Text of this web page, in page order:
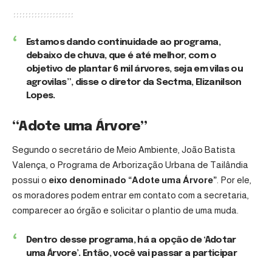
Estamos dando continuidade ao programa,
debaixo de chuva, que é até melhor, com o
objetivo de plantar 6 mil árvores, seja em vilas ou
agrovilas”, disse o diretor da Sectma, Elizanilson
Lopes.
“Adote uma Árvore”
Segundo o secretário de Meio Ambiente, João Batista
Valença, o Programa de Arborização Urbana de Tailândia
possui o eixo denominado “Adote uma Árvore”. Por ele,
os moradores podem entrar em contato com a secretaria,
comparecer ao órgão e solicitar o plantio de uma muda.
Dentro desse programa, há a opção de ‘Adotar
uma Árvore’. Então, você vai passar a participar